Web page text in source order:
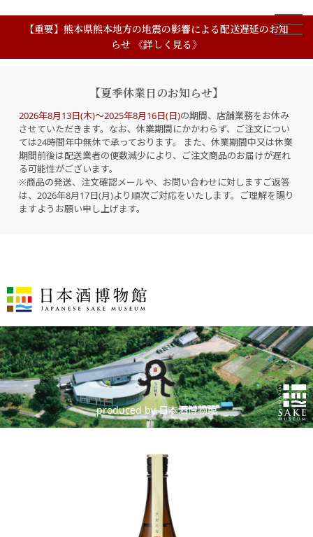
【重要】熊本県熊本地方の地震の影響による配送遅延のお知
らせ 《詳しく見る》
【夏季休業日のお知らせ】
2026年8月13日(木)～2025年8月16日(日)の期間、店舗業務をお休み
させていただきます。なお、休業期間にかかわらず、ご注文につい
ては24時間年中無休で承っております。 また、休業期間中又は休業
期間前後は配送業者の便数減少により、ご注文商品のお届けが遅れ
る可能性がございます。
※商品の発送、注文確認メールや、お問い合わせに対しますご返答
は、2026年8月17日(月)より順次ご対応をいたします。ご理解を賜り
ますようお願い申し上げます。
produced by 日本酒博物館